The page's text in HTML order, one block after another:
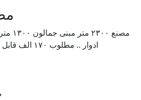
ادوار .. مطلوب ١٧٠ الف قابل للتفاوض.. نشاط هندسى